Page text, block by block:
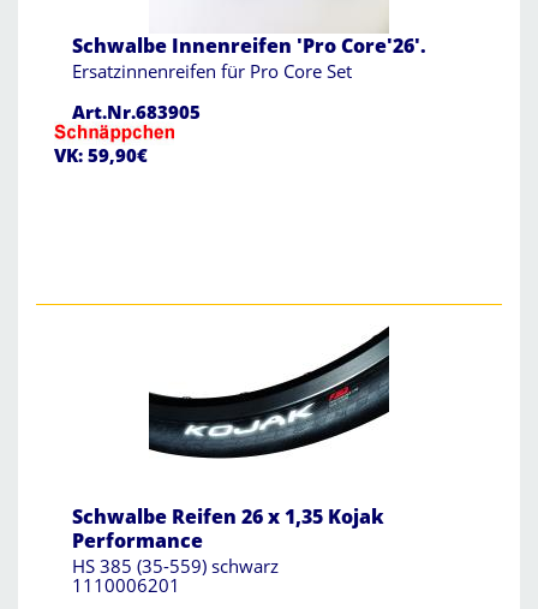
Schwalbe Innenreifen 'Pro Core'26'.
Ersatzinnenreifen für Pro Core Set
Art.Nr.683905
VK: 59,90€
Schwalbe Reifen 26 x 1,35 Kojak
Performance
HS 385 (35-559) schwarz
1110006201